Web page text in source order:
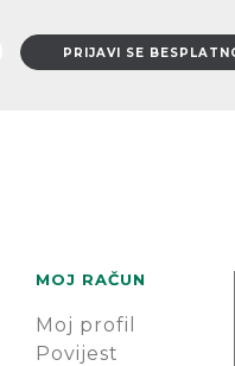
MOJ RAČUN
Moj profil
Povijest